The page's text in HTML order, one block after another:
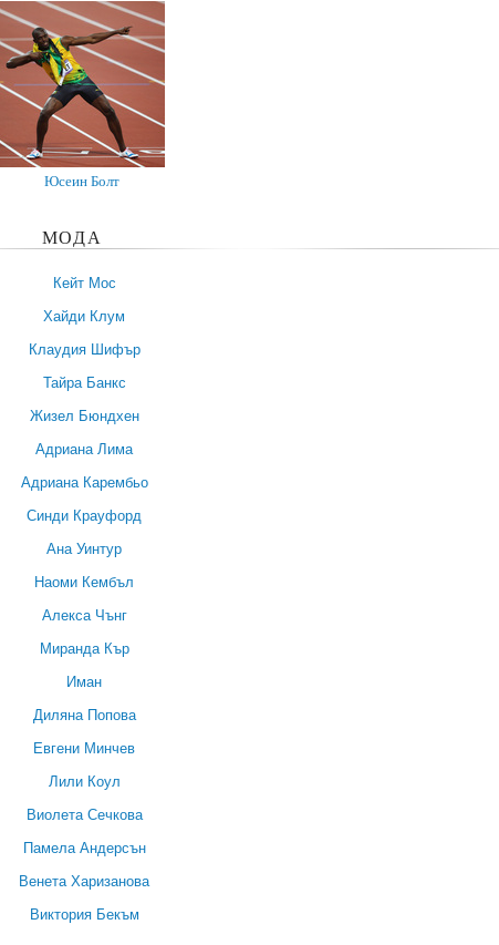
Юсеин Болт
МОДА
Кейт Мос
Хайди Клум
Клаудия Шифър
Тайра Банкс
Жизел Бюндхен
Адриана Лима
Адриана Карембьо
Синди Крауфорд
Ана Уинтур
Наоми Кембъл
Алекса Чънг
Миранда Кър
Иман
Диляна Попова
Евгени Минчев
Лили Коул
Виолета Сечкова
Памела Андерсън
Венета Харизанова
Виктория Бекъм